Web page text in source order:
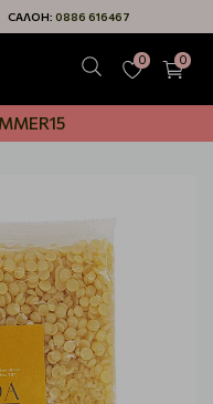
САЛОН: 0886 616467
0 0